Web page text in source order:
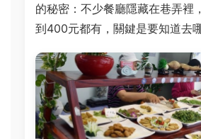
的秘密：不少餐廳隱藏在巷弄裡
到400元都有，關鍵是要知道去哪